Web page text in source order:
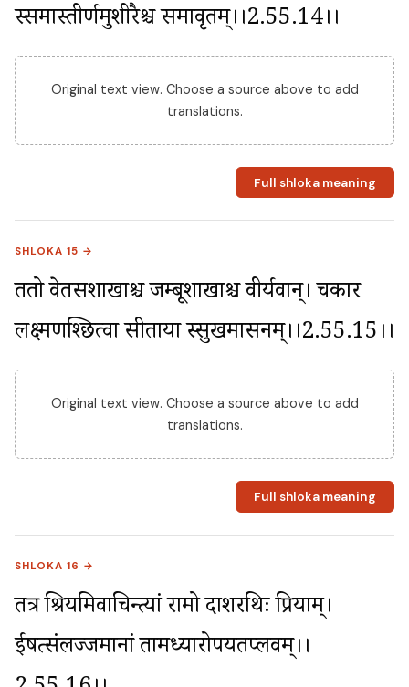
स्समास्तीर्णमुशीरैश्च समावृतम्।।2.55.14।।
Original text view. Choose a source above to add
translations.
Full shloka meaning
SHLOKA 15 →
ततो वेतसशाखाश्च जम्बूशाखाश्च वीर्यवान्। चकार
लक्ष्मणश्छित्वा सीताया स्सुखमासनम्।।2.55.15।।
Original text view. Choose a source above to add
translations.
Full shloka meaning
SHLOKA 16 →
तत्र श्रियमिवाचिन्त्यां रामो दाशरथिः प्रियाम्।
ईषत्संलज्जमानां तामध्यारोपयतप्लवम्।।